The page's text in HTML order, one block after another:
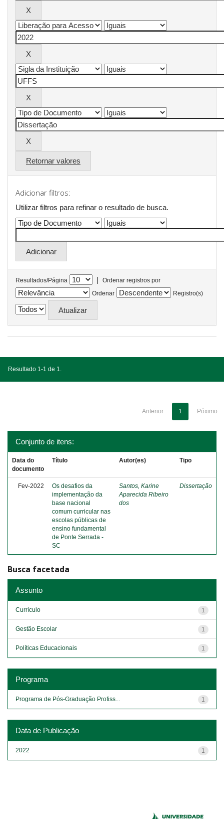
Retornar valores
Adicionar filtros:
Utilizar filtros para refinar o resultado de busca.
Resultados/Página |
Ordenar registros por
Ordenar
Registro(s)
Resultado 1-1 de 1.
Anterior 1 Póximo
Conjunto de itens:
Data do
documento
Título Autor(es) Tipo
Fev-2022
Os desafios da
implementação da
base nacional
comum curricular nas
escolas públicas de
ensino fundamental
de Ponte Serrada -
SC
Santos, Karine
Aparecida Ribeiro
dos
Dissertação
Busca facetada
Assunto
1
Currículo
1
Gestão Escolar
1
Políticas Educacionais
Programa
1
Programa de Pós-Graduação Profiss...
Data de Publicação
1
2022